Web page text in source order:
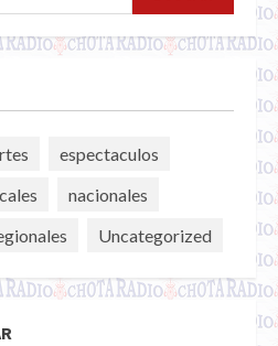
espectaculos
nacionales
Uncategorized